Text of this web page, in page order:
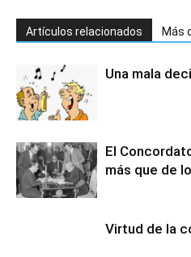
Artículos relacionados Más
Una mala
El
más que de
Virtud de la